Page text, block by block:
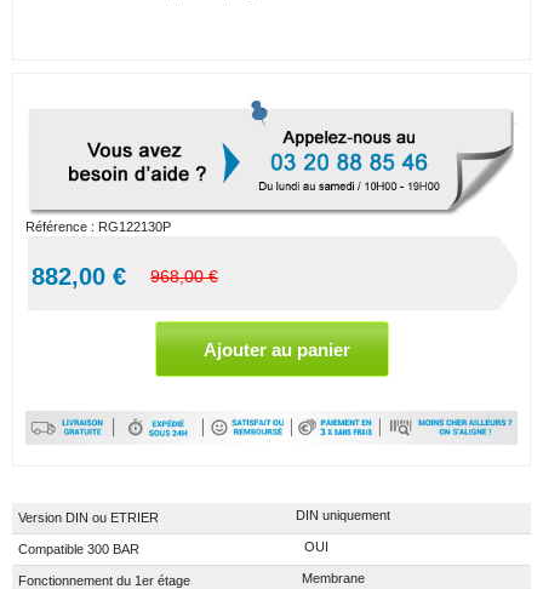
Référence : RG122130P
882,00 € 968,00 €
Version DIN ou ETRIER DIN uniquement
Compatible 300 BAR OUI
Fonctionnement du 1er étage Membrane